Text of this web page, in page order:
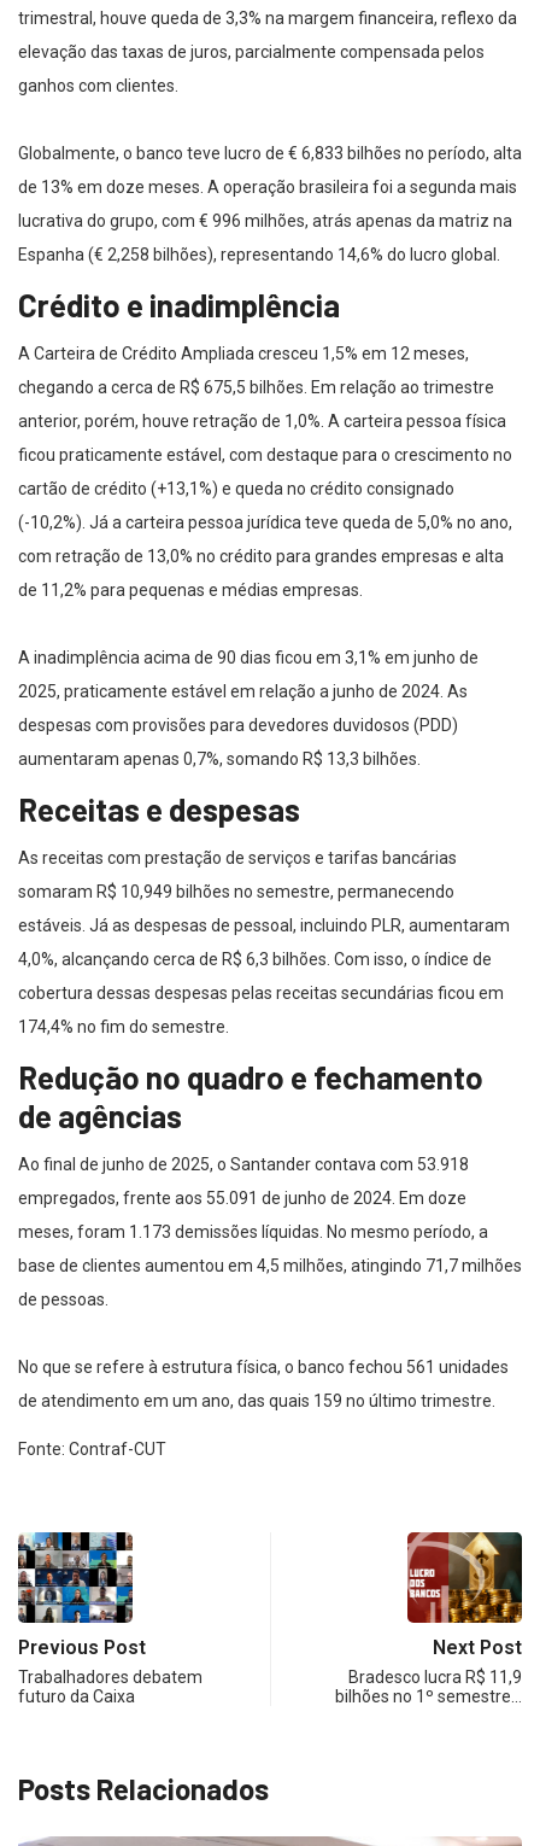
trimestral, houve queda de 3,3% na margem financeira, reflexo da
elevação das taxas de juros, parcialmente compensada pelos
ganhos com clientes.
Globalmente, o banco teve lucro de € 6,833 bilhões no período, alta
de 13% em doze meses. A operação brasileira foi a segunda mais
lucrativa do grupo, com € 996 milhões, atrás apenas da matriz na
Espanha (€ 2,258 bilhões), representando 14,6% do lucro global.
Crédito e inadimplência
A Carteira de Crédito Ampliada cresceu 1,5% em 12 meses,
chegando a cerca de R$ 675,5 bilhões. Em relação ao trimestre
anterior, porém, houve retração de 1,0%. A carteira pessoa física
ficou praticamente estável, com destaque para o crescimento no
cartão de crédito (+13,1%) e queda no crédito consignado
(-10,2%). Já a carteira pessoa jurídica teve queda de 5,0% no ano,
com retração de 13,0% no crédito para grandes empresas e alta
de 11,2% para pequenas e médias empresas.
A inadimplência acima de 90 dias ficou em 3,1% em junho de
2025, praticamente estável em relação a junho de 2024. As
despesas com provisões para devedores duvidosos (PDD)
aumentaram apenas 0,7%, somando R$ 13,3 bilhões.
Receitas e despesas
As receitas com prestação de serviços e tarifas bancárias
somaram R$ 10,949 bilhões no semestre, permanecendo
estáveis. Já as despesas de pessoal, incluindo PLR, aumentaram
4,0%, alcançando cerca de R$ 6,3 bilhões. Com isso, o índice de
cobertura dessas despesas pelas receitas secundárias ficou em
174,4% no fim do semestre.
Redução no quadro e fechamento
de agências
Ao final de junho de 2025, o Santander contava com 53.918
empregados, frente aos 55.091 de junho de 2024. Em doze
meses, foram 1.173 demissões líquidas. No mesmo período, a
base de clientes aumentou em 4,5 milhões, atingindo 71,7 milhões
de pessoas.
No que se refere à estrutura física, o banco fechou 561 unidades
de atendimento em um ano, das quais 159 no último trimestre.
Fonte: Contraf-CUT
Previous Post
Trabalhadores debatem
futuro da Caixa
Next Post
Bradesco lucra R$ 11,9
bilhões no 1º semestre…
Posts Relacionados